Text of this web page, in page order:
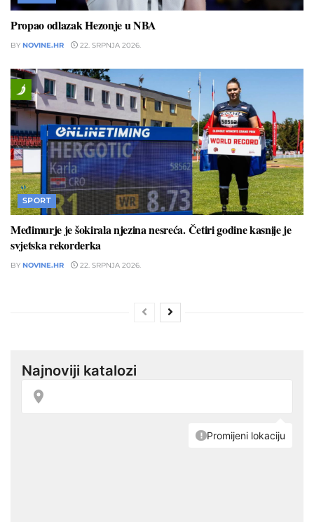
Propao odlazak Hezonje u NBA
BY NOVINE.HR 22. SRPNJA 2026.
SPORT
Međimurje je šokirala njezina nesreća. Četiri godine kasnije je
svjetska rekorderka
BY NOVINE.HR 22. SRPNJA 2026.